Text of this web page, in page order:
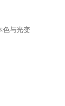
色与光变